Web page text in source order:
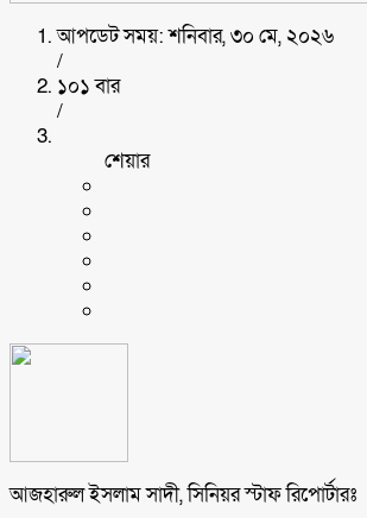
আপডেট সময়: শনিবার, ৩০ মে, ২০২৬
/
১০১ বার
/
শেয়ার
আজহারুল ইসলাম সাদী, সিনিয়র স্টাফ রিপোর্টারঃ